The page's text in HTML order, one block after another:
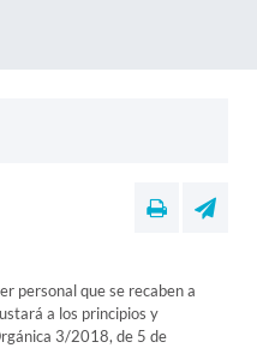
personal que se recaben a
a los principios y
3/2018, de 5 de